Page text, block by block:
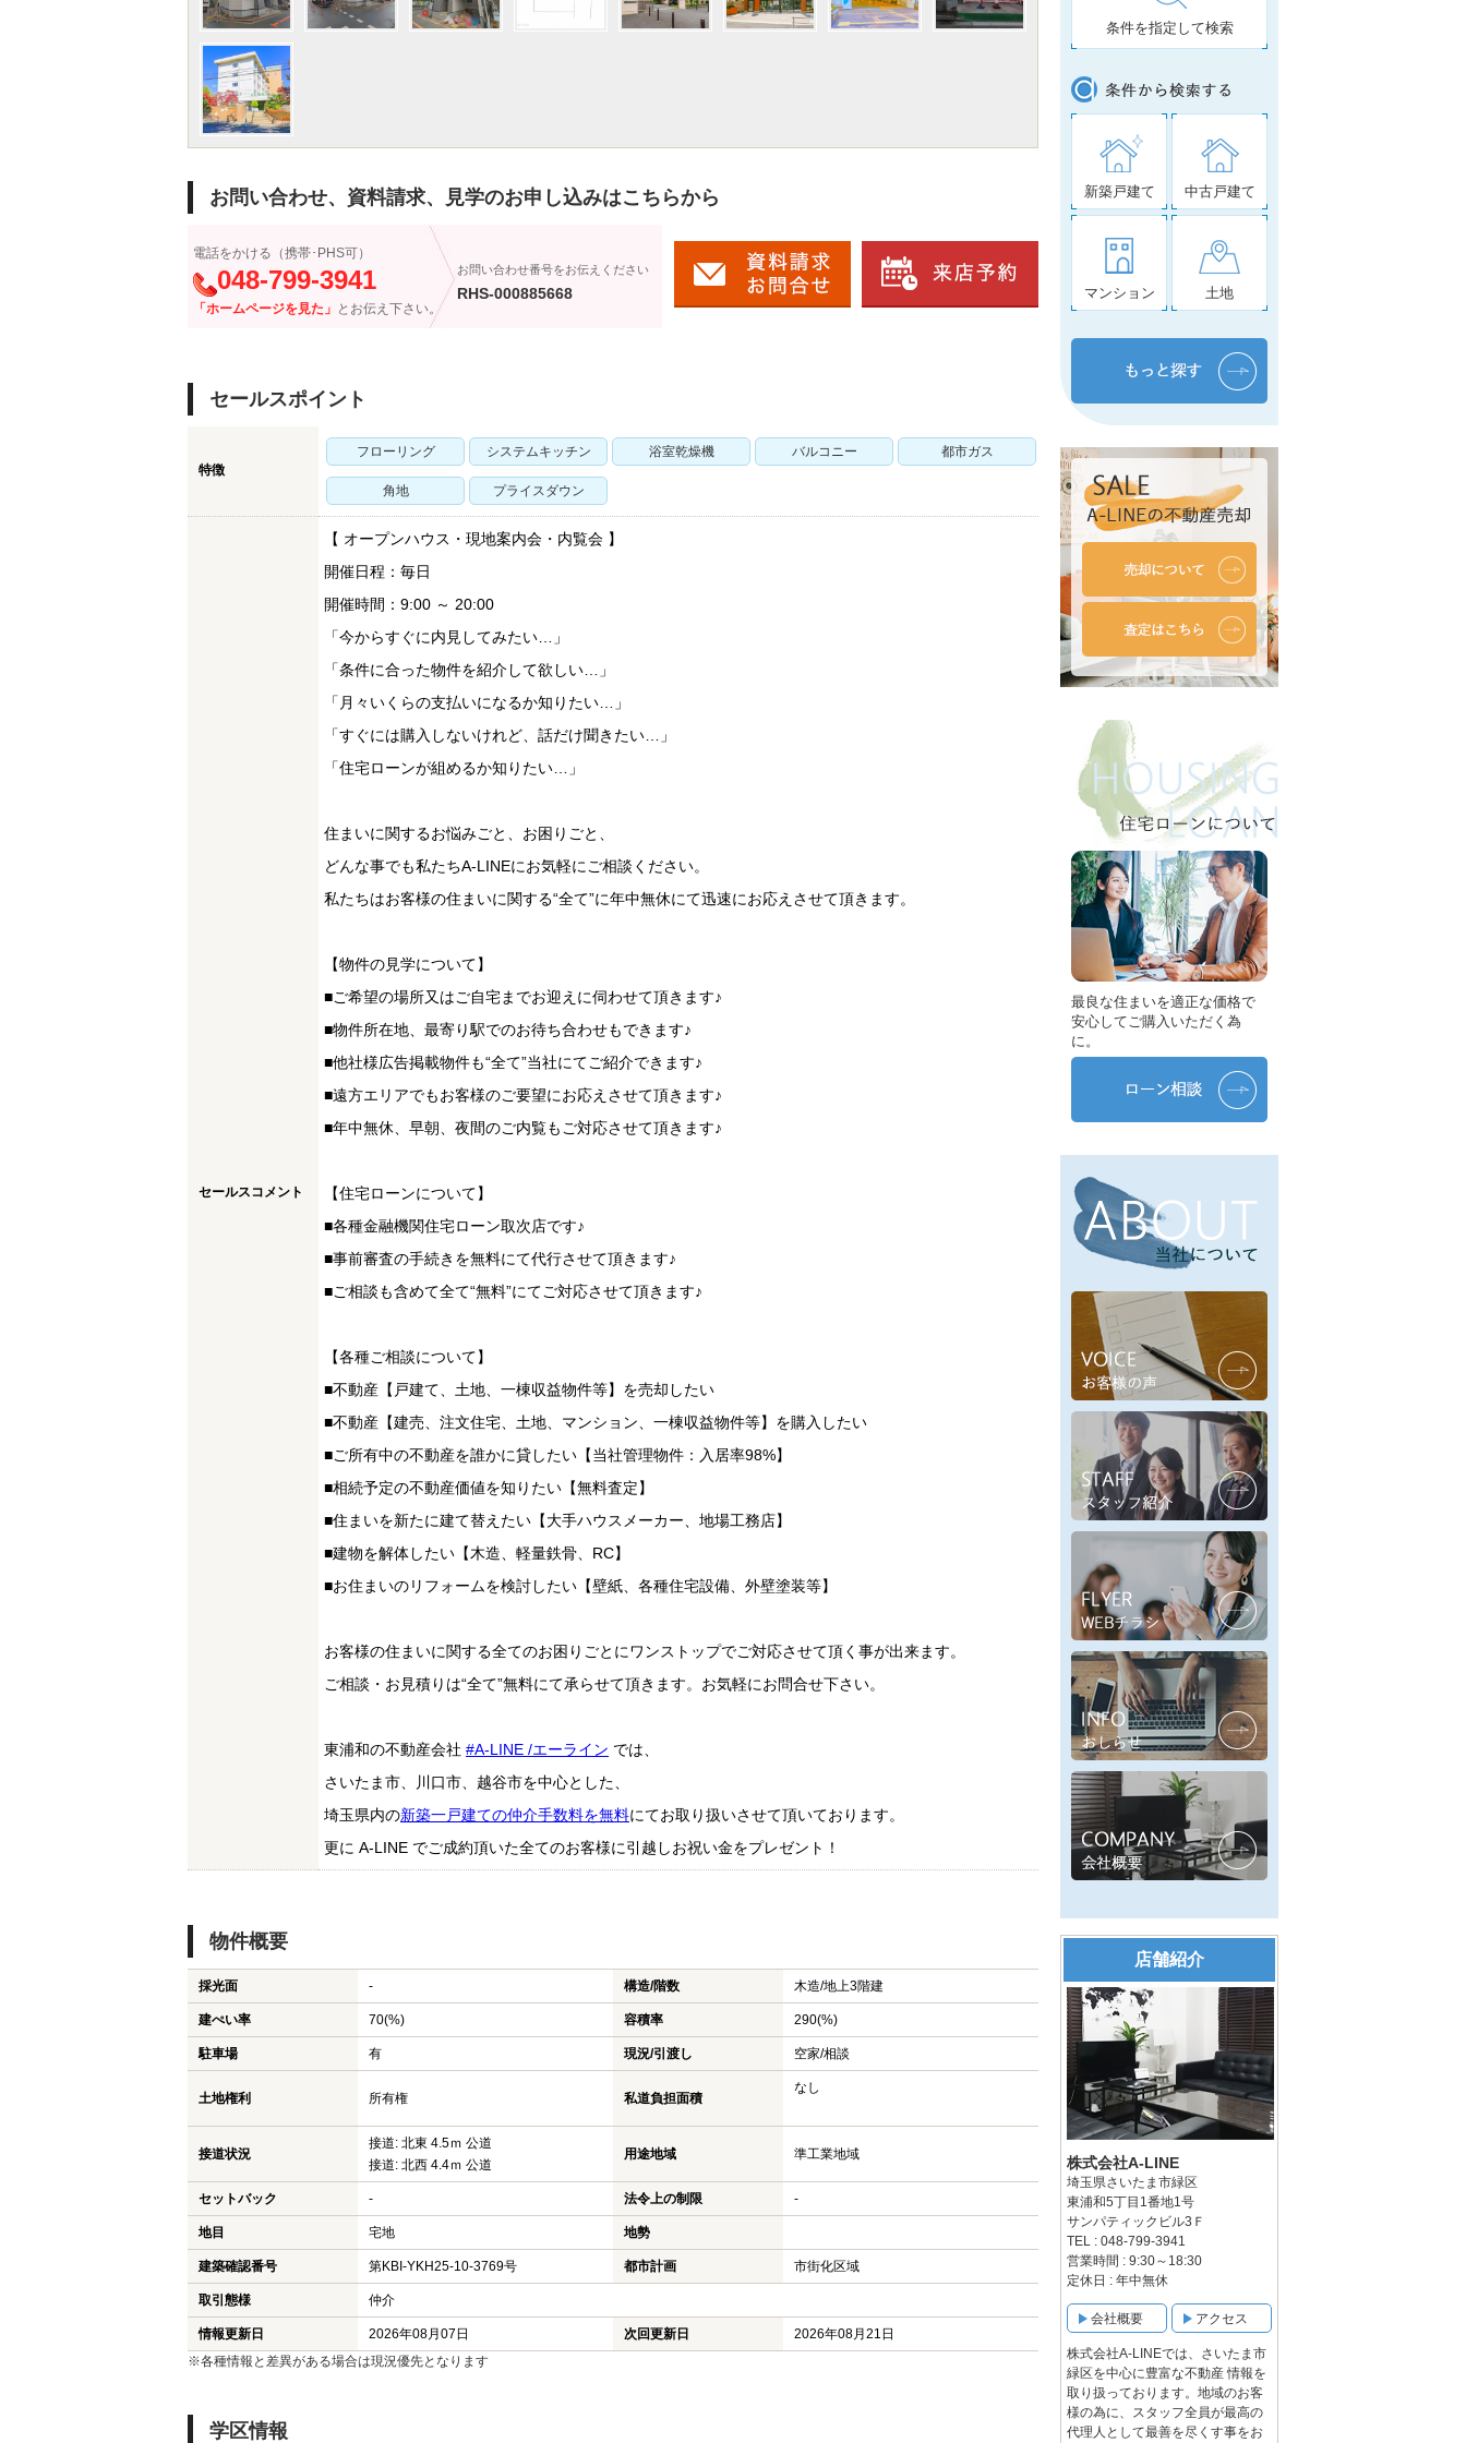
お問い合わせ、資料請求、見学のお申し込みはこちらから
電話をかける（携帯･PHS可）
048-799-3941
「ホームページを見た」 とお伝え下さい。
お問い合わせ番号をお伝えください
RHS-000885668
セールスポイント
特徴
フローリング システムキッチン 浴室乾燥機 バルコニー 都市ガス
角地 プライスダウン
セールスコメント
【 オープンハウス・現地案内会・内覧会 】
開催日程：毎日
開催時間：9:00 ～ 20:00
「今からすぐに内見してみたい…」
「条件に合った物件を紹介して欲しい…」
「月々いくらの支払いになるか知りたい…」
「すぐには購入しないけれど、話だけ聞きたい…」
「住宅ローンが組めるか知りたい…」
住まいに関するお悩みごと、お困りごと、
どんな事でも私たちA-LINEにお気軽にご相談ください。
私たちはお客様の住まいに関する“全て”に年中無休にて迅速にお応えさせて頂きます。
【物件の見学について】
■ご希望の場所又はご自宅までお迎えに伺わせて頂きます♪
■物件所在地、最寄り駅でのお待ち合わせもできます♪
■他社様広告掲載物件も“全て”当社にてご紹介できます♪
■遠方エリアでもお客様のご要望にお応えさせて頂きます♪
■年中無休、早朝、夜間のご内覧もご対応させて頂きます♪
【住宅ローンについて】
■各種金融機関住宅ローン取次店です♪
■事前審査の手続きを無料にて代行させて頂きます♪
■ご相談も含めて全て“無料”にてご対応させて頂きます♪
【各種ご相談について】
■不動産【戸建て、土地、一棟収益物件等】を売却したい
■不動産【建売、注文住宅、土地、マンション、一棟収益物件等】を購入したい
■ご所有中の不動産を誰かに貸したい【当社管理物件：入居率98%】
■相続予定の不動産価値を知りたい【無料査定】
■住まいを新たに建て替えたい【大手ハウスメーカー、地場工務店】
■建物を解体したい【木造、軽量鉄骨、RC】
■お住まいのリフォームを検討したい【壁紙、各種住宅設備、外壁塗装等】
お客様の住まいに関する全てのお困りごとにワンストップでご対応させて頂く事が出来ます。
ご相談・お見積りは“全て”無料にて承らせて頂きます。お気軽にお問合せ下さい。
東浦和の不動産会社 #A-LINE /エーライン では、
さいたま市、川口市、越谷市を中心とした、
埼玉県内の新築一戸建ての仲介手数料を無料にてお取り扱いさせて頂いております。
更に A-LINE でご成約頂いた全てのお客様に引越しお祝い金をプレゼント！
物件概要
採光面 - 構造/階数 木造/地上3階建
建ぺい率 70(%) 容積率 290(%)
駐車場 有 現況/引渡し 空家/相談
土地権利 所有権 私道負担面積
なし
接道状況
接道: 北東 4.5ｍ 公道
接道: 北西 4.4ｍ 公道
用途地域 準工業地域
セットバック - 法令上の制限 -
地目 宅地 地勢
建築確認番号 第KBI-YKH25-10-3769号 都市計画 市街化区域
取引態様 仲介
情報更新日 2026年08月07日 次回更新日
2026年08月21日
※各種情報と差異がある場合は現況優先となります
学区情報
条件を指定して検索
新築戸建て 中古戸建て
マンション 土地
最良な住まいを適正な価格で
安心してご購入いただく為
に。
店舗紹介
株式会社A-LINE
埼玉県さいたま市緑区
東浦和5丁目1番地1号
サンパティックビル3Ｆ
TEL : 048-799-3941
営業時間 : 9:30～18:30
定休日 : 年中無休
会社概要 アクセス
株式会社A-LINEでは、さいたま市
緑区を中心に豊富な不動産 情報を
取り扱っております。地域のお客
様の為に、スタッフ全員が最高の
代理人として最善を尽くす事をお